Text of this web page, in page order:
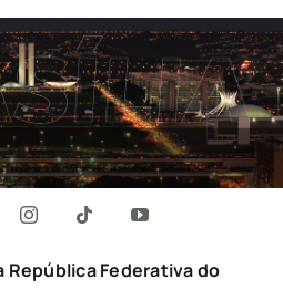
República Federativa do